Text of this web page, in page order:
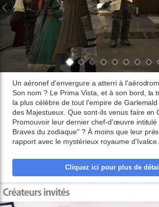
Un aéronef d'envergure a atterri à
Son nom ? Le Prima Vista, et à son bord, la
la plus célèbre de tout l'empire de
des Majestueux. Que sont-ils venus faire en
Promouvoir leur dernier chef-d'œuvre intitulé
Braves du zodiaque" ? À moins que leur
rapport avec le mystérieux royaume d'Ivalice...
Cliquez ici pour plus de